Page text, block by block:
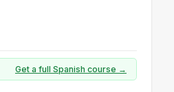
Get a full Spanish course →